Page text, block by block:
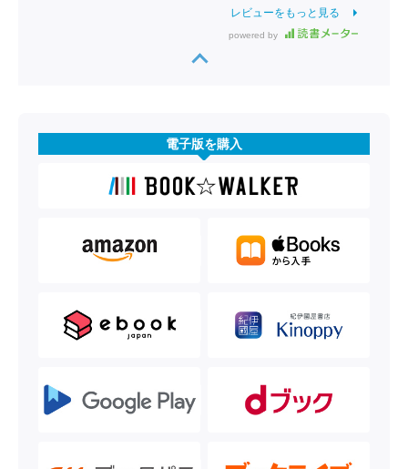
レビューをもっと見る
powered by
電子版を購入